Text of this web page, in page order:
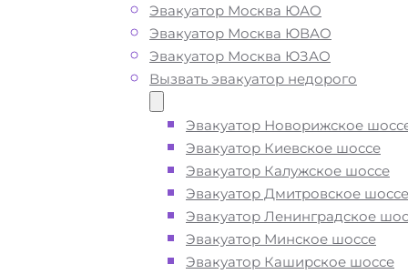
Эвакуатор Москва ЮАО
Эвакуатор Москва ЮВАО
Эвакуатор Москва ЮЗАО
Вызвать эвакуатор недорого
Эвакуатор Новорижское
Эвакуатор Киевское шоссе
Эвакуатор Калужское шоссе
Эвакуатор Дмитровское шоссе
Эвакуатор Ленинградское
Эвакуатор Минское шоссе
Эвакуатор Каширское шоссе
Эвакуатор Марфино дешево -
, при срочном вызове,
ближайшего эвакуатора в районе
Марфино Москва производится
Погрузим бережно- в наличии всё
оборудование для эвакуации и
перевозки автомобиля по району
Марфино в СВАО при поломке или